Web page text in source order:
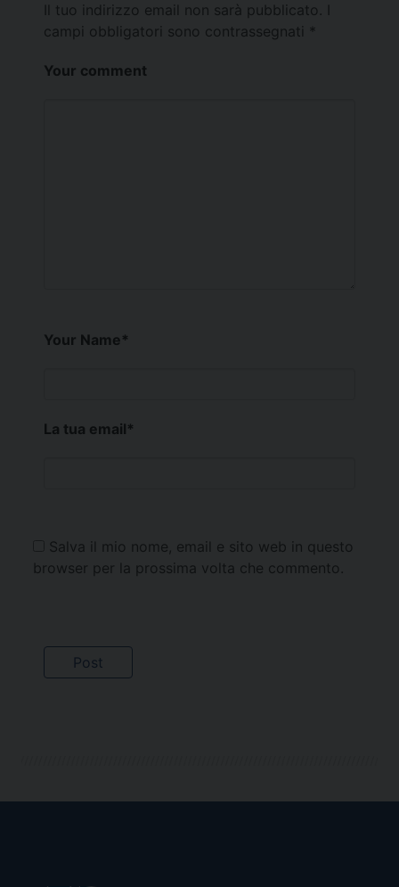
Il tuo indirizzo email non sarà pubblicato.
campi obbligatori sono contrassegnati *
Your comment
Your Name*
La tua email*
Salva il mio nome, email e sito web in questo
browser per la prossima volta che commento.